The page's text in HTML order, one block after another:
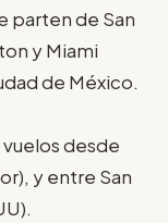
parten de San
y Miami
de México.
desde
y entre San